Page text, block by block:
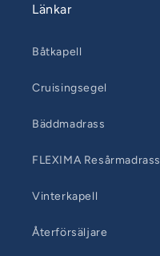
Länkar
Båtkapell
Cruisingsegel
Bäddmadrass
FLEXIMA Resårmadrass
Vinterkapell
Återförsäljare